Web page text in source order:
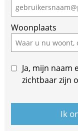
Woonplaats
Ja, mijn naam
zichtbaar zijn